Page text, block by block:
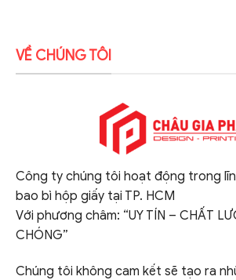
VỀ CHÚNG TÔI
Công ty chúng tôi hoạt động trong
bao bì hộp giấy tại TP. HCM
Với phương châm: “UY TÍN – CHẤT
CHÓNG”
Chúng tôi không cam kết sẽ tạo ra